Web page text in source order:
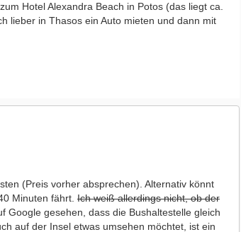
Hotel Alexandra Beach in Potos (das liegt ca.
lieber in Thasos ein Auto mieten und dann mit
(Preis vorher absprechen). Alternativ könnt
Minuten fährt. Ich weiß allerdings nicht, ob der
Google gesehen, dass die Bushaltestelle gleich
auf der Insel etwas umsehen möchtet, ist ein